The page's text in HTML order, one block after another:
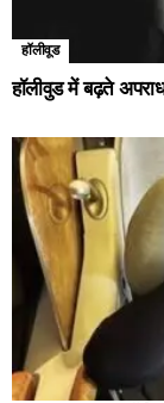
हॉलीवूड
हॉलीवुड में बढ़ते